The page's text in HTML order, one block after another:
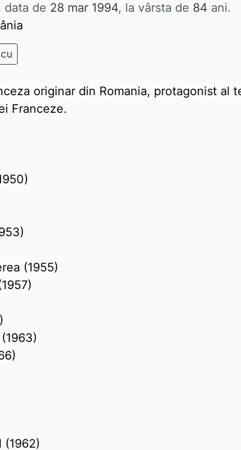
data de 28 mar 1994, la vârsta de 84 ani.
originar din Romania, protagonist al
Franceze.
(1955)
(1962)